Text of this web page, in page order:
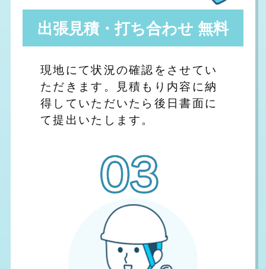
出張見積・打ち合わせ 無料
現地にて状況の確認をさせてい
ただきます。見積もり内容に納
得していただいたら後日書面に
て提出いたします。